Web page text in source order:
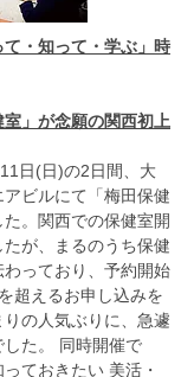
・知って・学ぶ」時
室」が念願の関西初上
日(日)の2日間、大
ビルにて「梅田保健
。関西での保健室開
が、まるのうち保健
っており、予約開始
超えるお申し込みを
の人気ぶりに、急遽
た。 同時開催で
っておきたい 美活・